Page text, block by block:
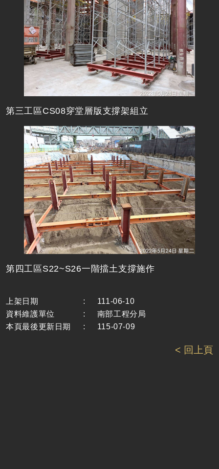
第三工區CS08穿堂層版支撐架組立
第四工區S22~S26一階擋土支撐施作
上架日期 :
111-06-10
資料維護單位
:
南部工程分局
本頁最後更新日期
: 115-07-09
< 回上頁